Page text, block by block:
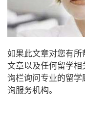
如果此文章对您有
文章以及任何留学
询栏询问专业的留
询服务机构。